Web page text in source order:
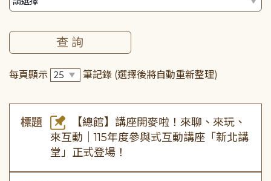
每頁顯示 筆記錄 (選擇後將自動重新整理)
標題
【總館】講座開麥啦！來聊、來玩、
來互動｜115年度參與式互動講座「新北講
堂」正式登場！